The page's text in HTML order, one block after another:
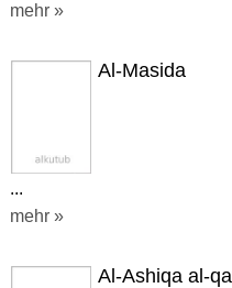
mehr »
Al-Masida
...
mehr »
Al-Ashiqa al-